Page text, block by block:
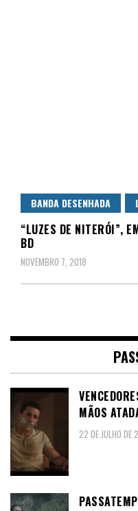
BANDA DESENHADA
“LUZES DE NITERÓI”,
BD
NOVEMBRO 7, 2018
MÃOS
22 DE JULHO DE